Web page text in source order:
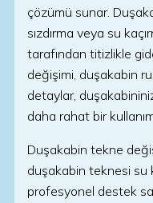
çözümü sunar.
sızdırma veya su
tarafından titizlikle
değişimi, duşakabin
detaylar,
daha rahat bir
Duşakabin tekne
duşakabin teknesi su
profesyonel destek